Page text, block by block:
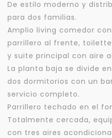
De estilo moderno y
para dos familias.
Amplio living comedor
parrillero al frente,
y suite principal con aire
La planta baja se divide
dos dormitorios con un
servicio completo.
Parrillero techado en el
Totalmente cercada,
con tres aires